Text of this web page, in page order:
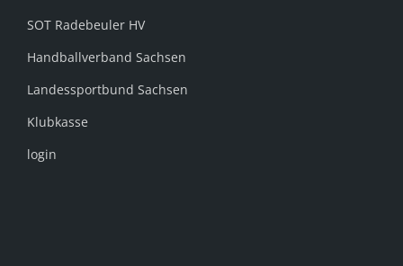
SOT Radebeuler HV
Handballverband Sachsen
Landessportbund Sachsen
Klubkasse
login